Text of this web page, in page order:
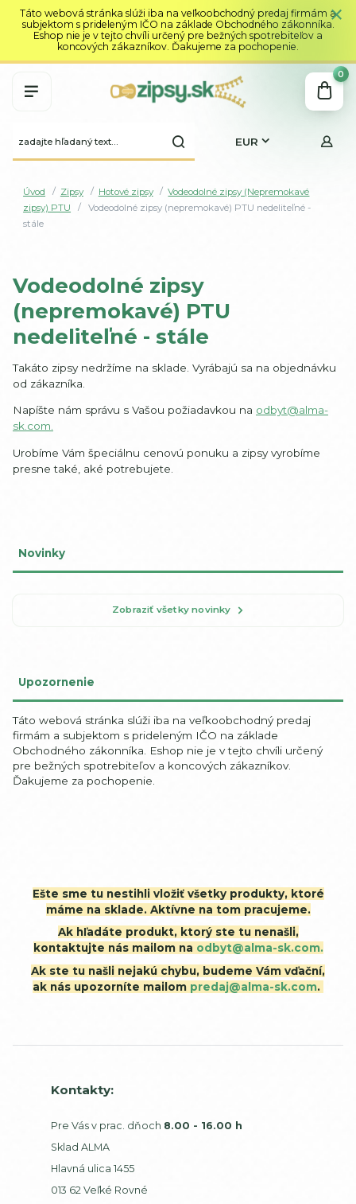
Táto webová stránka slúži iba na veľkoobchodný predaj firmám a
subjektom s prideleným IČO na základe Obchodného zákonníka.
Eshop nie je v tejto chvíli určený pre bežných spotrebiteľov a
koncových zákazníkov. Ďakujeme za pochopenie.
EUR
0
Úvod Zipsy Hotové zipsy
Vodeodolné zipsy (Nepremokavé
zipsy) PTU
Vodeodolné zipsy (nepremokavé) PTU nedeliteľné -
stále
Vodeodolné zipsy
(nepremokavé) PTU
nedeliteľné - stále
Takáto zipsy nedržíme na sklade. Vyrábajú sa na objednávku
od zákazníka.
Napíšte nám správu s Vašou požiadavkou na odbyt@alma-
sk.com.
Urobíme Vám špeciálnu cenovú ponuku a zipsy vyrobíme
presne také, aké potrebujete.
Novinky
Zobraziť všetky novinky
Upozornenie
Táto webová stránka slúži iba na veľkoobchodný predaj
firmám a subjektom s prideleným IČO na základe
Obchodného zákonníka. Eshop nie je v tejto chvíli určený
pre bežných spotrebiteľov a koncových zákazníkov.
Ďakujeme za pochopenie.
Ešte sme tu nestihli vložiť všetky produkty, ktoré
máme na sklade. Aktívne na tom pracujeme.
Ak hľadáte produkt, ktorý ste tu nenašli,
kontaktujte nás mailom na odbyt@alma-sk.com.
Ak ste tu našli nejakú chybu, budeme Vám vďační,
ak nás upozorníte mailom predaj@alma-sk.com.
Kontakty:
Pre Vás v prac. dňoch 8.00 - 16.00 h
Sklad ALMA
Hlavná ulica 1455
013 62 Veľké Rovné